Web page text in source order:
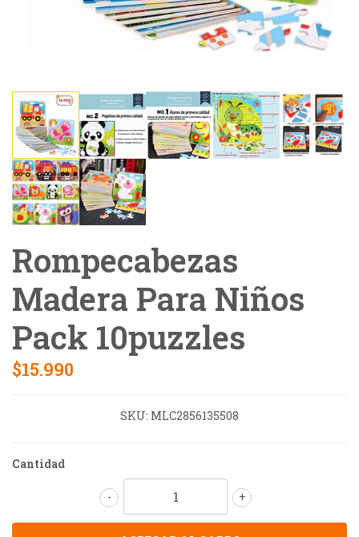
Rompecabezas
Madera Para Niños
Pack 10puzzles
$15.990
SKU: MLC2856135508
Cantidad
+
-